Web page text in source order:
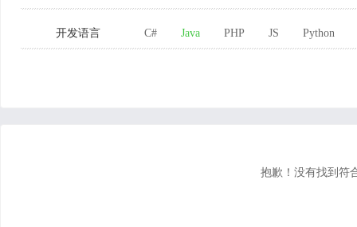
开发语言 C# Java PHP JS Python
抱歉！没有找到符